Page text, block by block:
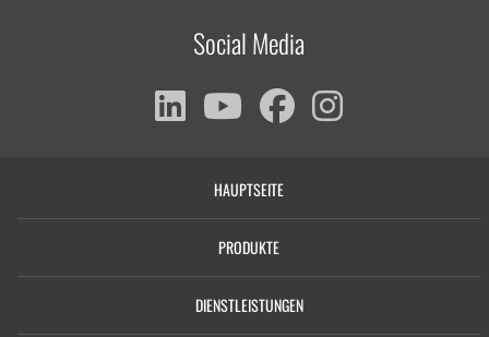
Social Media
HAUPTSEITE
PRODUKTE
DIENSTLEISTUNGEN